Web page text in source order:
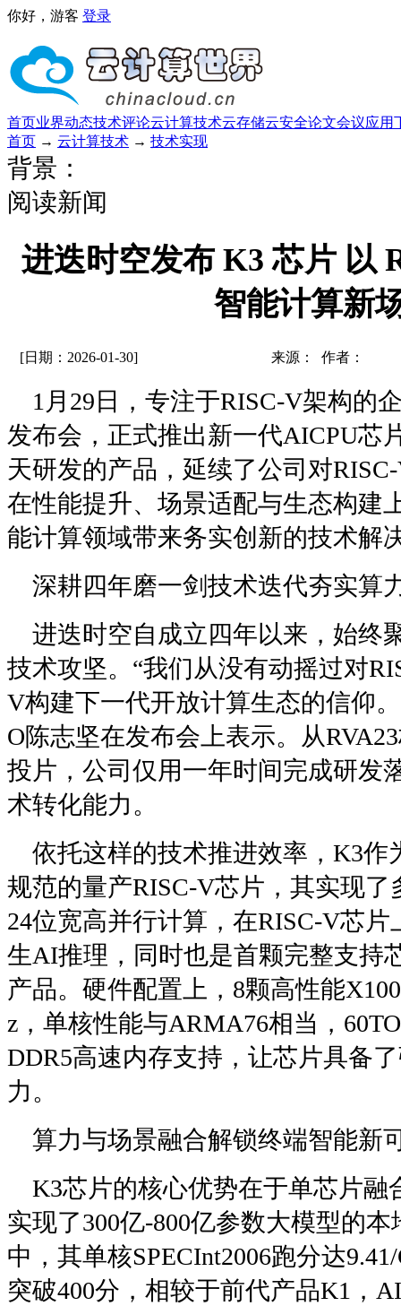
你好，游客 登录
首页业界动态技术评论云计算技术云存储云安全论文会议应用
首页 → 云计算技术 → 技术实现
背景：
阅读新闻
进迭时空发布 K3 芯片 以
智能计算新
[日期：2026-01-30] 来源： 作者：
1月29日，专注于RISC-V架构的
发布会，正式推出新一代AICPU芯
天研发的产品，延续了公司对
在性能提升、场景适配与生态构建
能计算领域带来务实创新的技术解
深耕四年磨一剑技术迭代夯实算
进迭时空自成立四年以来，始终
技术攻坚。“我们从没有动摇过对
V构建下一代开放计算生态的信仰
O陈志坚在发布会上表示。从
投片，公司仅用一年时间完成研发
术转化能力。
依托这样的技术推进效率，K3作
规范的量产RISC-V芯片，其实现了
24位宽高并行计算，在RISC-V芯片
生AI推理，同时也是首颗完整支持
产品。硬件配置上，8颗高性能
z，单核性能与ARMA76相当，
DDR5高速内存支持，让芯片具备
力。
算力与场景融合解锁终端智能新
K3芯片的核心优势在于单芯片融
实现了300亿-800亿参数大模型的
中，其单核SPECInt2006跑分达
突破400分，相较于前代产品K1，